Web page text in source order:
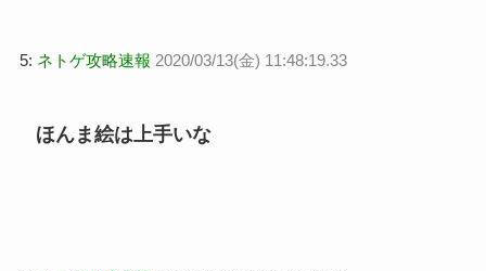
5: ネトゲ攻略速報 2020/03/13(金) 11:48:19.33
ほんま絵は上手いな